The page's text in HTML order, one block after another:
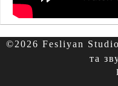
©2026 Fesliyan
та